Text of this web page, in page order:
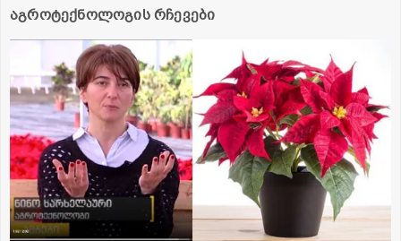
აგროტექნოლოგის რჩევები